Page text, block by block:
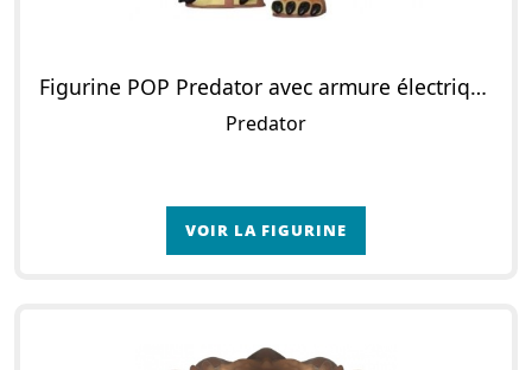
Figurine POP Predator avec armure électrique bleue
Predator
VOIR LA FIGURINE